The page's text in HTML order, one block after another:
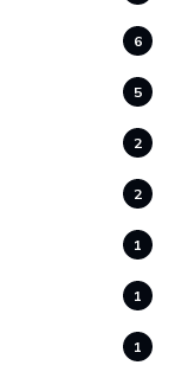
6
5
2
2
1
1
1